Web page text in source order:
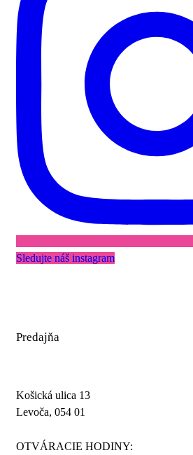
Sledujte náš instagram
Predajňa
Košická ulica 13
Levoča, 054 01
OTVÁRACIE HODINY: